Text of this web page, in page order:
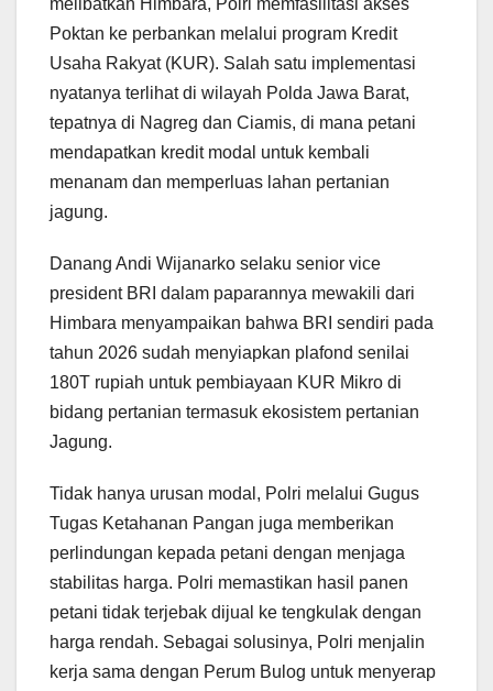
melibatkan Himbara, Polri memfasilitasi akses
Poktan ke perbankan melalui program Kredit
Usaha Rakyat (KUR). Salah satu implementasi
nyatanya terlihat di wilayah Polda Jawa Barat,
tepatnya di Nagreg dan Ciamis, di mana petani
mendapatkan kredit modal untuk kembali
menanam dan memperluas lahan pertanian
jagung.
Danang Andi Wijanarko selaku senior vice
president BRI dalam paparannya mewakili dari
Himbara menyampaikan bahwa BRI sendiri pada
tahun 2026 sudah menyiapkan plafond senilai
180T rupiah untuk pembiayaan KUR Mikro di
bidang pertanian termasuk ekosistem pertanian
Jagung.
Tidak hanya urusan modal, Polri melalui Gugus
Tugas Ketahanan Pangan juga memberikan
perlindungan kepada petani dengan menjaga
stabilitas harga. Polri memastikan hasil panen
petani tidak terjebak dijual ke tengkulak dengan
harga rendah. Sebagai solusinya, Polri menjalin
kerja sama dengan Perum Bulog untuk menyerap